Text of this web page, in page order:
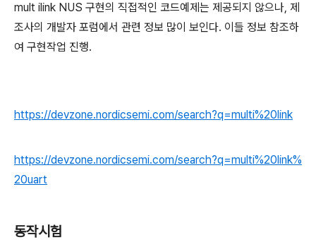
mult ilink NUS 구현의 직접적인 코드예제는 제공되지 않으나, 제
조사의 개발자 포럼에서 관련 정보 많이 보인다. 이들 정보 참조하
여 구현작업 진행.
https://devzone.nordicsemi.com/search?q=multi%20link
https://devzone.nordicsemi.com/search?q=multi%20link%
20uart
동작시험